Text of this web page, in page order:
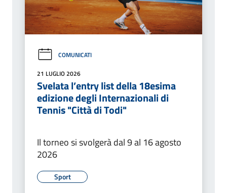
COMUNICATI
21 LUGLIO 2026
Svelata l’entry list della 18esima
edizione degli Internazionali di
Tennis "Città di Todi"
Il torneo si svolgerà dal 9 al 16 agosto
2026
Sport